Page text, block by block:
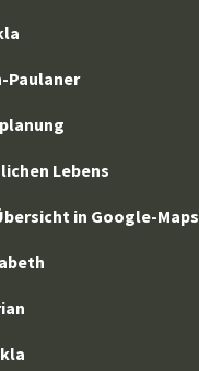
Paulaner
Lebens
in Google-Maps